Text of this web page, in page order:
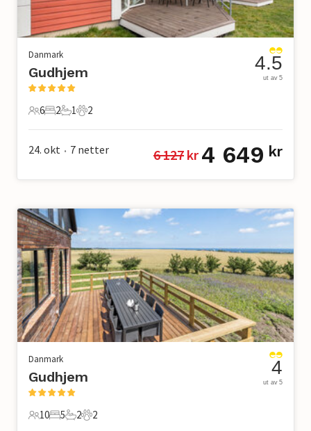
Danmark
Gudhjem
6 Gjester
6
2 Soverom
2
1 Bad
1
2 Kjæledyr
2
4.5
ut av 5
24. okt • 7 netter 6 127 kr 4 649 kr
Danmark
Gudhjem
10 Gjester
10
5 Soverom
5
2 Bad
2
2 Kjæledyr
2
4
ut av 5